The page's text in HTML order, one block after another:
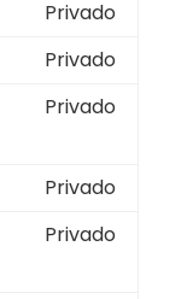
Privado
Privado
Privado
Privado
Privado